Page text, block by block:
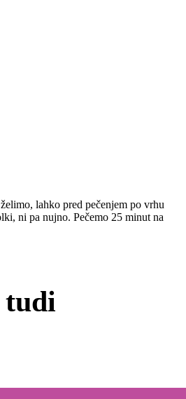
lahko pred pečenjem po vrhu
ni pa nujno. Pečemo 25 minut na
tudi